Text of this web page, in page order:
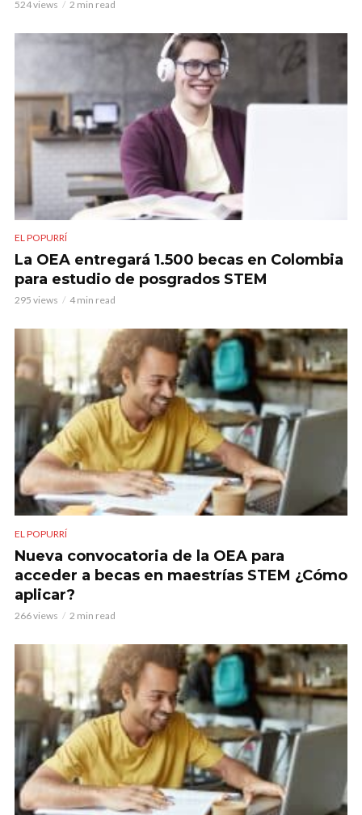
524 views 2 min read
EL POPURRÍ
La OEA entregará 1.500 becas en Colombia
para estudio de posgrados STEM
295 views 4 min read
EL POPURRÍ
Nueva convocatoria de la OEA para
acceder a becas en maestrías STEM ¿Cómo
aplicar?
266 views 2 min read